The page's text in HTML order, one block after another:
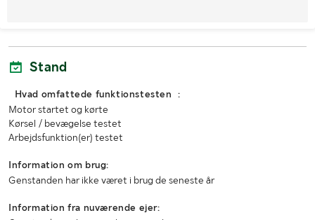
Bredde (mm)
Højde (mm)
Stand
Hvad omfattede funktionstesten :
Motor startet og kørte
Kørsel / bevægelse testet
Arbejdsfunktion(er) testet
Information om brug:
Genstanden har ikke været i brug de seneste år
Information fra nuværende ejer: